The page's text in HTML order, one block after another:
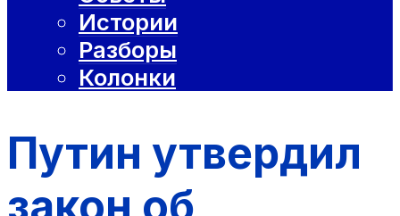
Истории
Разборы
Колонки
Путин утвердил
закон об